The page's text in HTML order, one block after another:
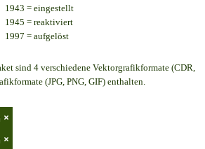
1943 = eingestellt
1945 = reaktiviert
1997 = aufgelöst
sind 4 verschiedene Vektorgrafikformate (CDR,
(JPG, PNG, GIF) enthalten.
×
×